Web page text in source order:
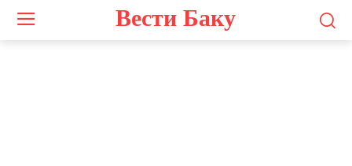
Вести Баку